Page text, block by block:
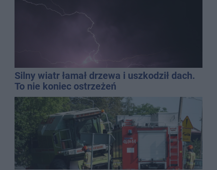
Silny wiatr łamał drzewa i uszkodził dach.
To nie koniec ostrzeżeń